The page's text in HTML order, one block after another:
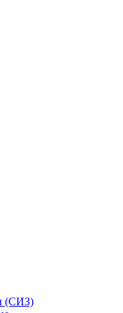
(СИЗ)